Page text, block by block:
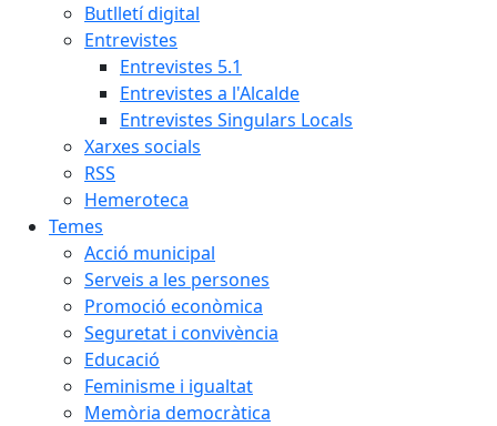
Butlletí digital
Entrevistes
Entrevistes 5.1
Entrevistes a l'Alcalde
Entrevistes Singulars Locals
Xarxes socials
RSS
Hemeroteca
Temes
Acció municipal
Serveis a les persones
Promoció econòmica
Seguretat i convivència
Educació
Feminisme i igualtat
Memòria democràtica